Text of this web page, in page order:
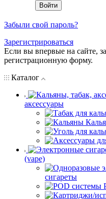
Забыли свой пароль?
Зарегистрироваться
Если вы впервые на сайте,
регистрационную форму.
Каталог
аксессуары
(vape)
сигареты